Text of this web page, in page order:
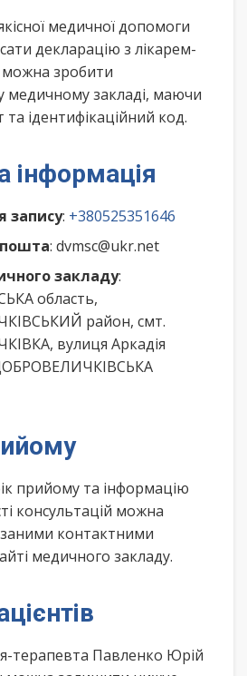
медичної допомоги
декларацію з лікарем-
зробити
медичному закладі, маючи
та ідентифікаційний код.
інформація
запису: +380525351646
: dvmsc@ukr.net
закладу:
область,
район, смт.
вулиця Аркадія
прийому та інформацію
консультацій можна
контактними
медичного закладу.
терапевта Павленко Юрій